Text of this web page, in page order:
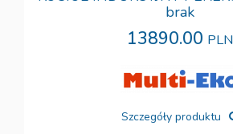
brak
13890.00 PLN
Szczegóły produktu